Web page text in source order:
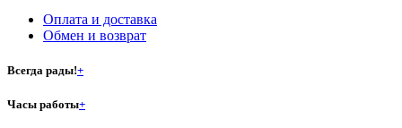
Оплата и доставка
Обмен и возврат
Всегда рады!+
Часы работы+